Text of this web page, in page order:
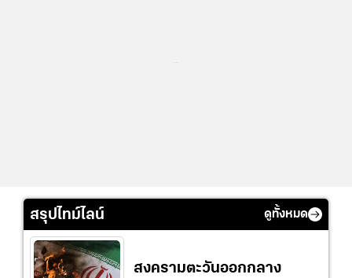
สรุปไทม์ไลน์ ดูทั้งหมด
สงครามตะวันออกกลาง